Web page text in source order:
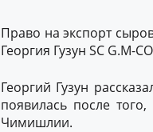
Право на экспорт
Георгия Гузун SC G.M-
Георгий Гузун
появилась после
Чимишлии.